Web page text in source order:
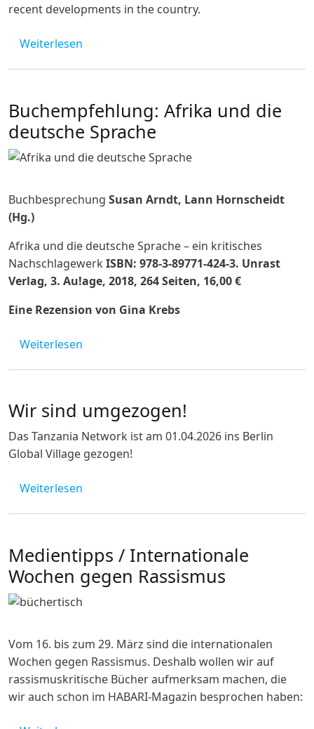
recent developments in the country.
Weiterlesen
Buchempfehlung: Afrika und die
deutsche Sprache
Buchbesprechung Susan Arndt, Lann Hornscheidt
(Hg.)
Afrika und die deutsche Sprache – ein kritisches
Nachschlagewerk ISBN: 978-3-89771-424-3. Unrast
Verlag, 3. Au!age, 2018, 264 Seiten, 16,00 €
Eine Rezension von Gina Krebs
Weiterlesen
Wir sind umgezogen!
Das Tanzania Network ist am 01.04.2026 ins Berlin
Global Village gezogen!
Weiterlesen
Medientipps / Internationale
Wochen gegen Rassismus
Image
Vom 16. bis zum 29. März sind die internationalen
Wochen gegen Rassismus. Deshalb wollen wir auf
rassismuskritische Bücher aufmerksam machen, die
wir auch schon im HABARI-Magazin besprochen haben: